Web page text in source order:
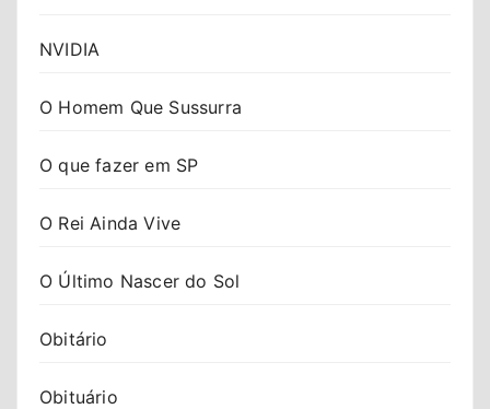
NVIDIA
O Homem Que Sussurra
O que fazer em SP
O Rei Ainda Vive
O Último Nascer do Sol
Obitário
Obituário